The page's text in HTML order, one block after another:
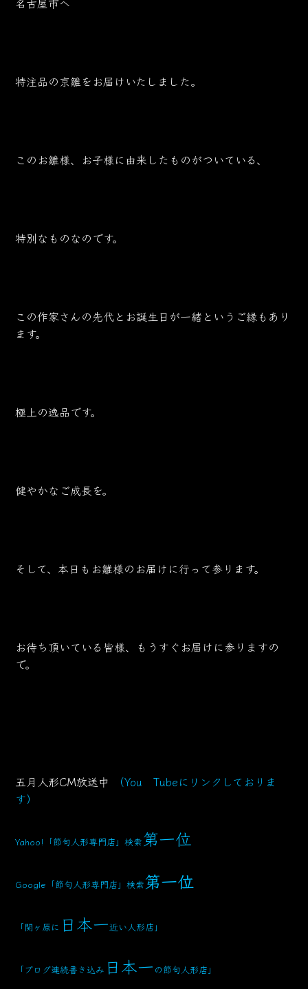
特注品の京雛をお届けいたしました。
このお雛様、お子様に由来したものがついている、
特別なものなのです。
この作家さんの先代とお誕生日が一緒というご縁もあり
ます。
極上の逸品です。
健やかなご成長を。
そして、本日もお雛様のお届けに行って参ります。
お待ち頂いている皆様、もうすぐお届けに参りますの
で。
五月人形CM放送中 （You Tubeにリンクしておりま
す）
Yahoo!「節句人形専門店」検索第一位
Google「節句人形専門店」検索第一位
「関ヶ原に 日本一近い人形店」
「ブログ連続書き込み 日本一 の節句人形店」